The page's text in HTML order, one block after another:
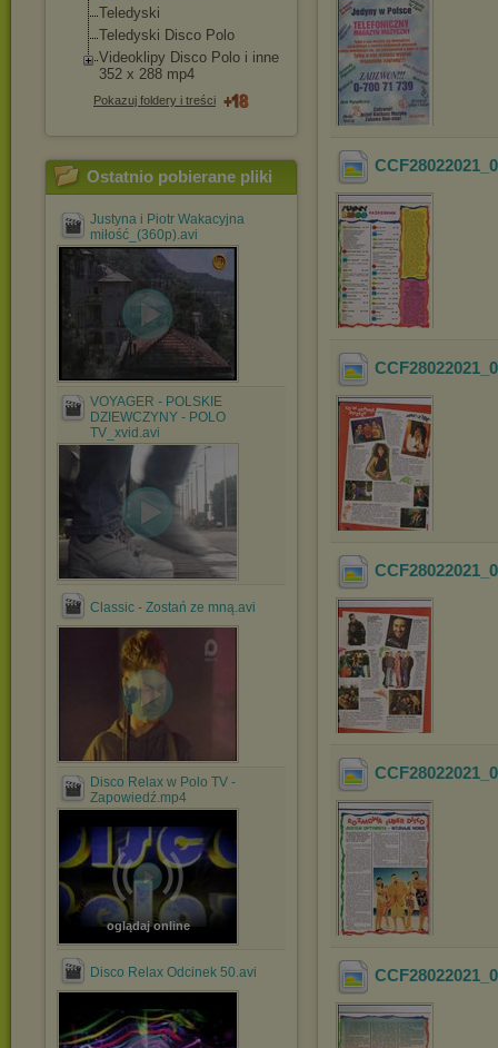
Teledyski
Teledyski Disco Polo
Videoklipy Disco Polo i inne
352 x 288 mp4
Pokazuj foldery i treści
Ostatnio pobierane pliki
Justyna i Piotr Wakacyjna
miłość_(360p).avi
VOYAGER - POLSKIE
DZIEWCZYNY - POLO
TV_xvid.avi
Classic - Zostań ze mną.avi
Disco Relax w Polo TV -
Zapowiedź.mp4
oglądaj online
Disco Relax Odcinek 50.avi